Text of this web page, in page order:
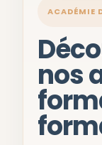
ACADÉMIE
nos